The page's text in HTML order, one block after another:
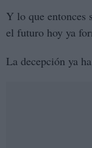
Y lo que entonces
el futuro hoy ya
La decepción ya